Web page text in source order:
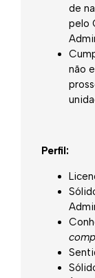
de
pelo
não
Perfil: